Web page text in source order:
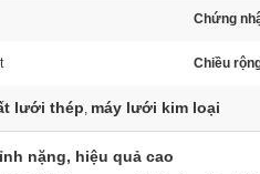
Chứng
Chiều
lưới thép, máy lưới kim loại
nặng, hiệu quả cao